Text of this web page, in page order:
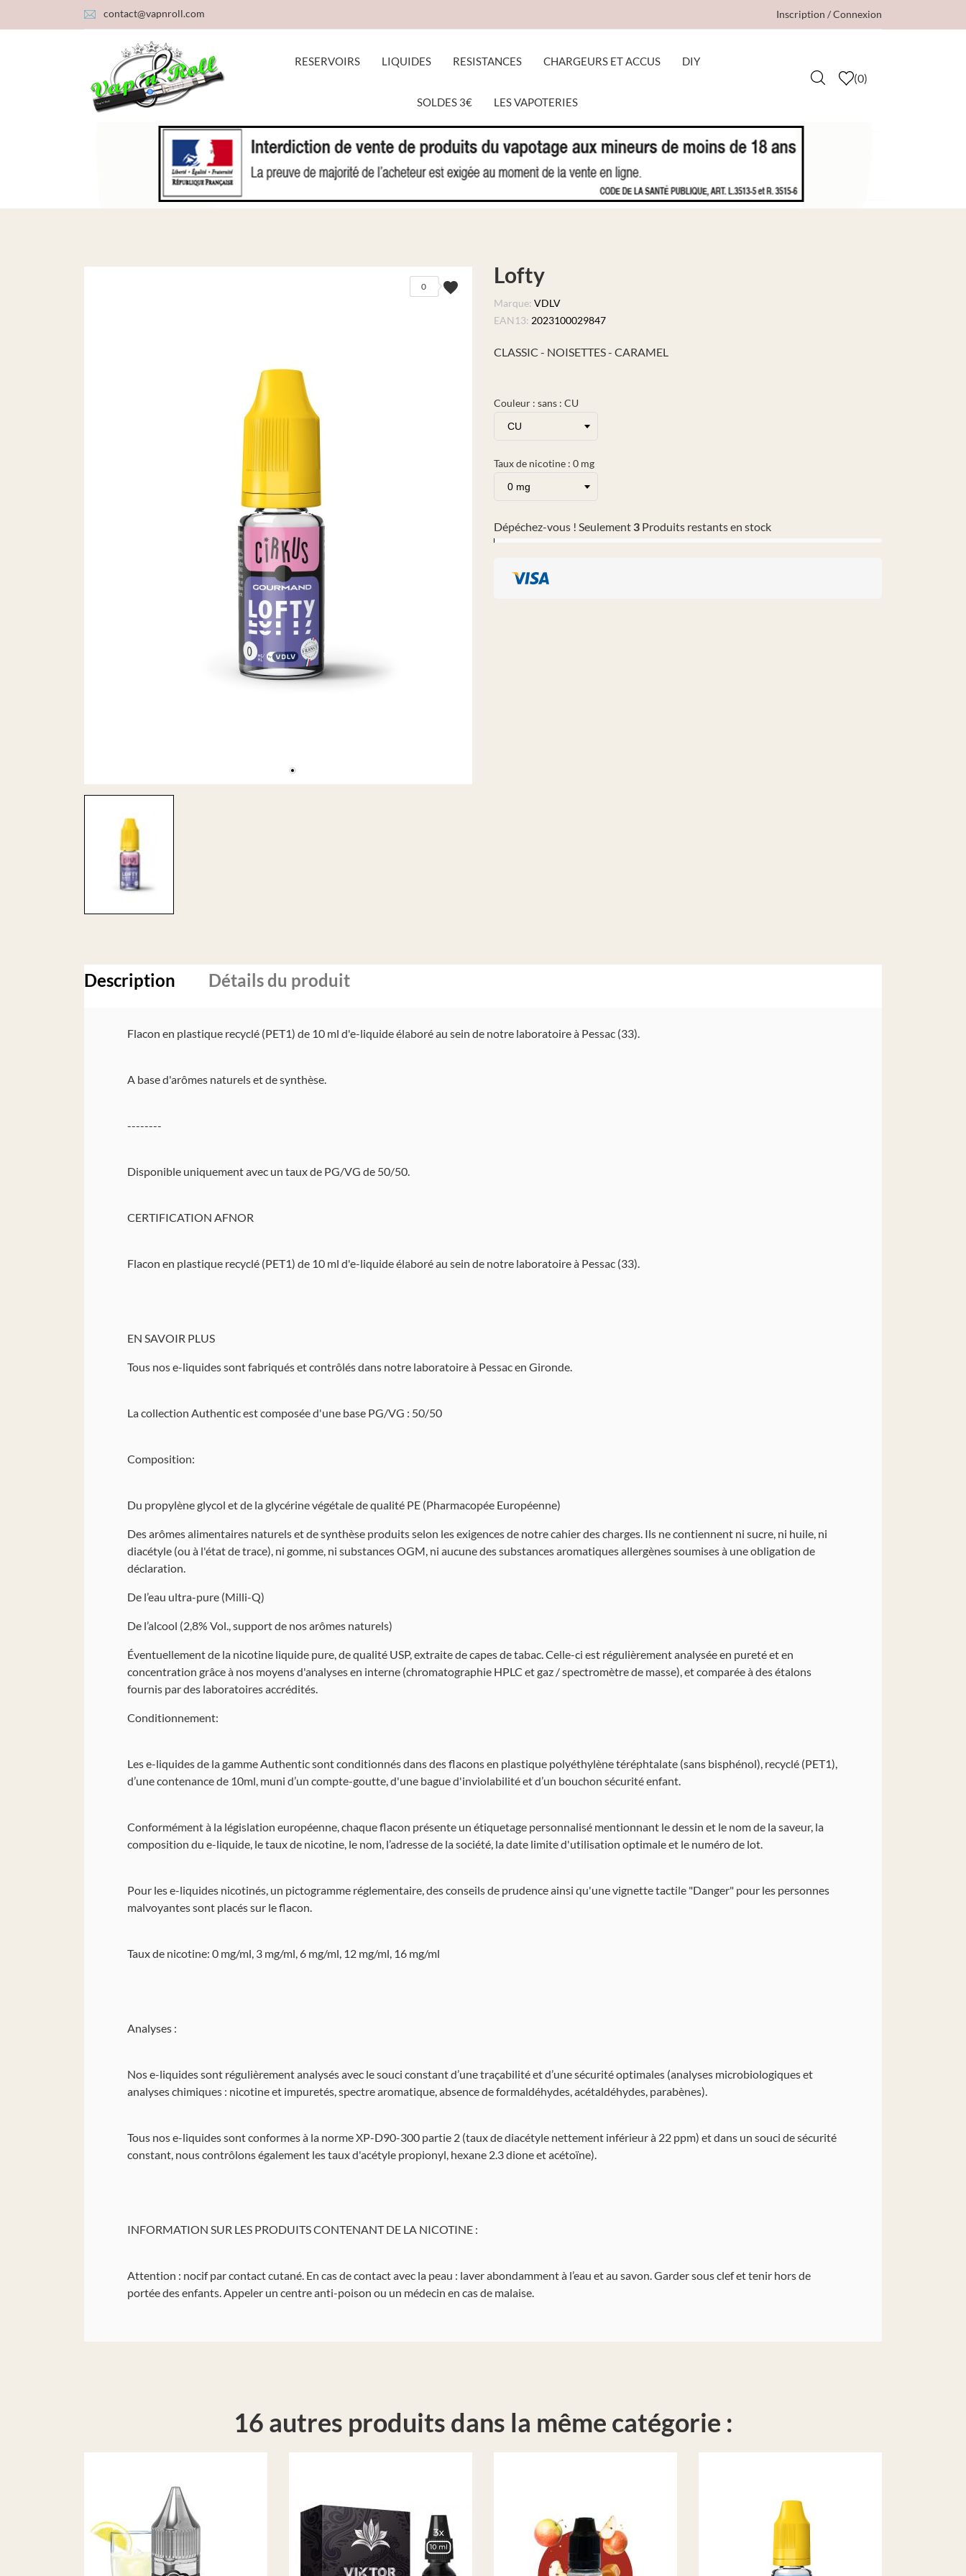
contact@vapnroll.com Inscription / Connexion
RESERVOIRS LIQUIDES RESISTANCES CHARGEURS ET ACCUS DIY
SOLDES 3€ LES VAPOTERIES
(0)
ACCUEIL LIQUIDES LOFTY
favorite
0 Lofty
Marque: VDLV
EAN13: 2023100029847
CLASSIC - NOISETTES - CARAMEL
Couleur : sans : CU
Taux de nicotine : 0 mg
Dépéchez-vous ! Seulement 3 Produits restants en stock
Description Détails du produit
Flacon en plastique recyclé (PET1) de 10 ml d'e-liquide élaboré au sein de notre laboratoire à Pessac (33).
A base d'arômes naturels et de synthèse.
--------
Disponible uniquement avec un taux de PG/VG de 50/50.
CERTIFICATION AFNOR
Flacon en plastique recyclé (PET1) de 10 ml d'e-liquide élaboré au sein de notre laboratoire à Pessac (33).
EN SAVOIR PLUS
Tous nos e-liquides sont fabriqués et contrôlés dans notre laboratoire à Pessac en Gironde.
La collection Authentic est composée d'une base PG/VG : 50/50
Composition:
Du propylène glycol et de la glycérine végétale de qualité PE (Pharmacopée Européenne)
Des arômes alimentaires naturels et de synthèse produits selon les exigences de notre cahier des charges. Ils ne contiennent ni sucre, ni huile, ni
diacétyle (ou à l'état de trace), ni gomme, ni substances OGM, ni aucune des substances aromatiques allergènes soumises à une obligation de
déclaration.
De l’eau ultra-pure (Milli-Q)
De l’alcool (2,8% Vol., support de nos arômes naturels)
Éventuellement de la nicotine liquide pure, de qualité USP, extraite de capes de tabac. Celle-ci est régulièrement analysée en pureté et en
concentration grâce à nos moyens d'analyses en interne (chromatographie HPLC et gaz / spectromètre de masse), et comparée à des étalons
fournis par des laboratoires accrédités.
Conditionnement:
Les e-liquides de la gamme Authentic sont conditionnés dans des flacons en plastique polyéthylène téréphtalate (sans bisphénol), recyclé (PET1),
d’une contenance de 10ml, muni d’un compte-goutte, d'une bague d'inviolabilité et d’un bouchon sécurité enfant.
Conformément à la législation européenne, chaque flacon présente un étiquetage personnalisé mentionnant le dessin et le nom de la saveur, la
composition du e-liquide, le taux de nicotine, le nom, l’adresse de la société, la date limite d'utilisation optimale et le numéro de lot.
Pour les e-liquides nicotinés, un pictogramme réglementaire, des conseils de prudence ainsi qu'une vignette tactile "Danger" pour les personnes
malvoyantes sont placés sur le flacon.
Taux de nicotine: 0 mg/ml, 3 mg/ml, 6 mg/ml, 12 mg/ml, 16 mg/ml
Analyses :
Nos e-liquides sont régulièrement analysés avec le souci constant d’une traçabilité et d’une sécurité optimales (analyses microbiologiques et
analyses chimiques : nicotine et impuretés, spectre aromatique, absence de formaldéhydes, acétaldéhydes, parabènes).
Tous nos e-liquides sont conformes à la norme XP-D90-300 partie 2 (taux de diacétyle nettement inférieur à 22 ppm) et dans un souci de sécurité
constant, nous contrôlons également les taux d'acétyle propionyl, hexane 2.3 dione et acétoïne).
INFORMATION SUR LES PRODUITS CONTENANT DE LA NICOTINE :
Attention : nocif par contact cutané. En cas de contact avec la peau : laver abondamment à l’eau et au savon. Garder sous clef et tenir hors de
portée des enfants. Appeler un centre anti-poison ou un médecin en cas de malaise.
16 autres produits dans la même catégorie :